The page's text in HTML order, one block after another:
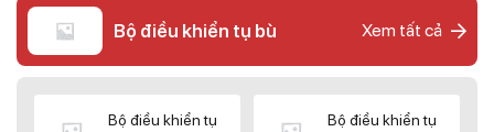
Bộ điều khiển tụ bù Xem tất cả
Bộ điều khiển tụ
Bộ điều khiển tụ